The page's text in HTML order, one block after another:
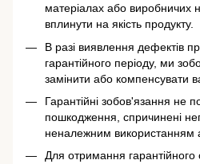
матеріалах або виробничих
вплинути на якість продукту.
В разі виявлення дефектів
гарантійного періоду, ми
замінити або компенсувати
Гарантійні зобов'язання не
пошкодження, спричинені
неналежним використанням
Для отримання гарантійного